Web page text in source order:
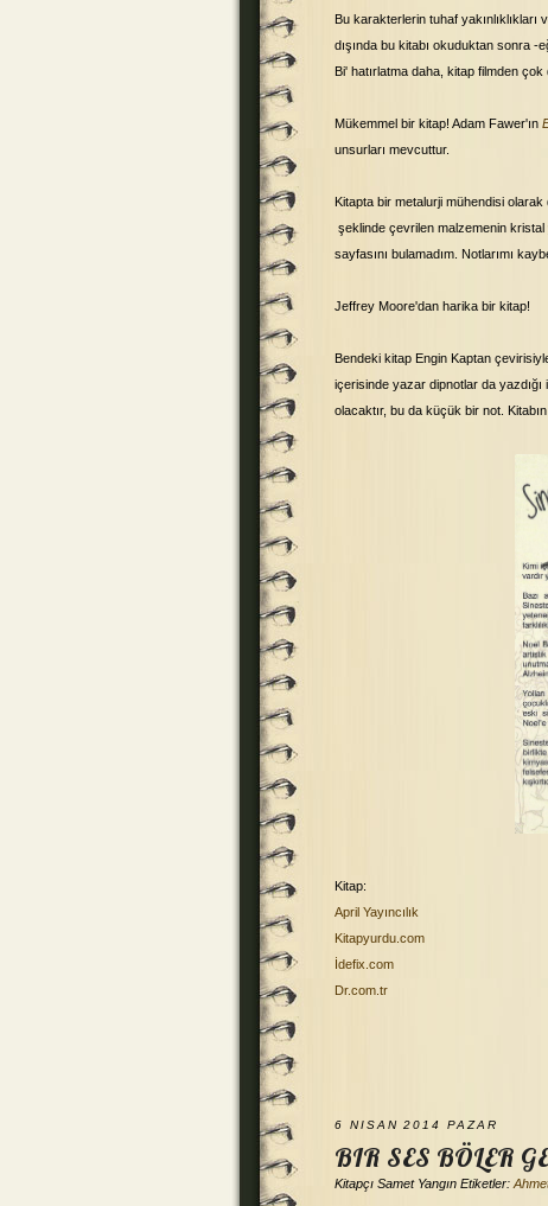
Bu karakterlerin tuhaf
dışında bu kitabı okuduktan sonra -
Bi' hatırlatma daha, kitap filmden çok
Mükemmel bir kitap! Adam Fawer'ın
unsurları mevcuttur.
Kitapta bir metalurji mühendisi
şeklinde çevrilen malzemenin kristal
sayfasını bulamadım. Notlarımı
Jeffrey Moore'dan harika bir kitap!
Bendeki kitap Engin Kaptan
içerisinde yazar dipnotlar da
olacaktır, bu da küçük bir not.
Kitap:
April Yayıncılık
Kitapyurdu.com
İdefix.com
Dr.com.tr
6 NISAN 2014 PAZAR
BIR SES BÖLER
Kitapçı Samet Yangın Etiketler: